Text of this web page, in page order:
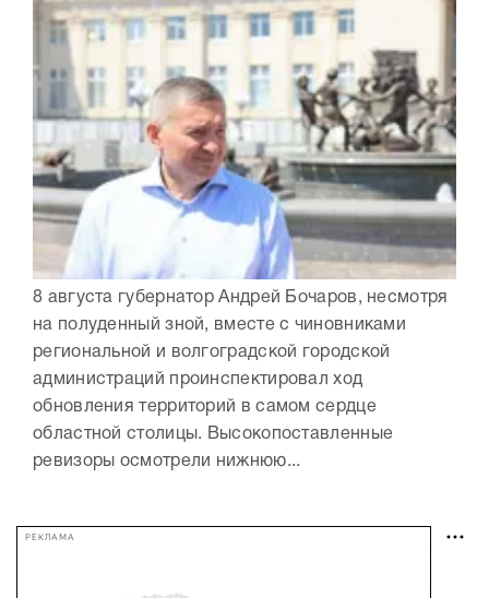
8 августа губернатор Андрей Бочаров, несмотря
на полуденный зной, вместе с чиновниками
региональной и волгоградской городской
администраций проинспектировал ход
обновления территорий в самом сердце
областной столицы. Высокопоставленные
ревизоры осмотрели нижнюю...
РЕКЛАМА